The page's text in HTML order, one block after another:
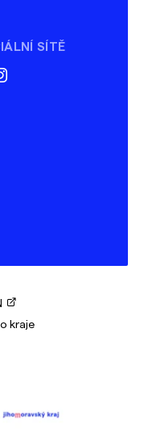
SÍTĚ
kraje